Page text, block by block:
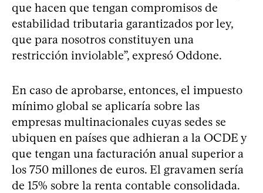
que hacen que tengan compromisos de
estabilidad tributaria garantizados por ley,
que para nosotros constituyen una
restricción inviolable”, expresó Oddone.
En caso de aprobarse, entonces, el impuesto
mínimo global se aplicaría sobre las
empresas multinacionales cuyas sedes se
ubiquen en países que adhieran a la OCDE y
que tengan una facturación anual superior a
los 750 millones de euros. El gravamen sería
de 15% sobre la renta contable consolidada.